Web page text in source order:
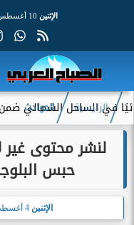
الإثنين
الشمالي ضمن
الرئيسية الحوادث
لنشر محتوى غير
حبس البلوجر
الإثنين